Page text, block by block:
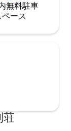
無料駐⁠車
ペ⁠ー⁠ス
荘